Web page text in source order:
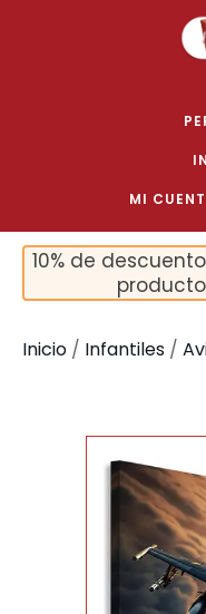
MI
10% de
Inicio / Infantiles /